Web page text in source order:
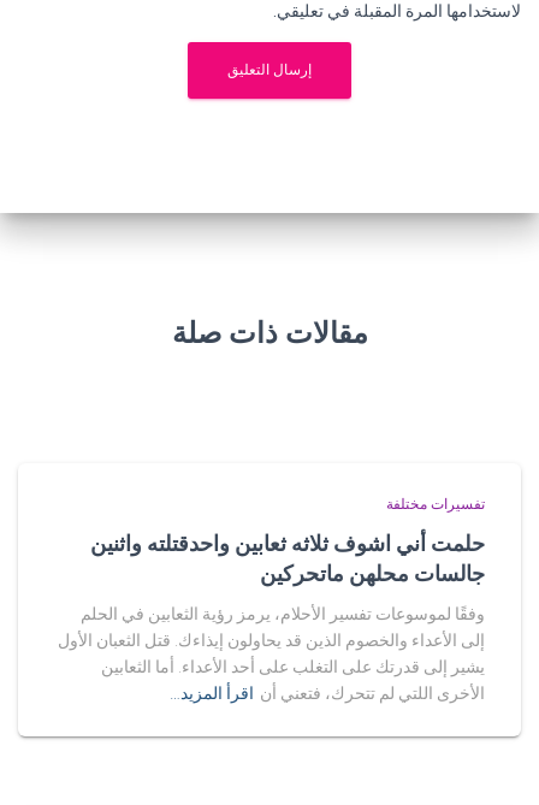
لاستخدامها المرة المقبلة في تعليقي.
مقالات ذات صلة
تفسيرات مختلفة
حلمت أني اشوف ثلاثه ثعابين واحدقتلته واثنين
جالسات محلهن ماتحركين
وفقًا لموسوعات تفسير الأحلام، يرمز رؤية الثعابين في الحلم
إلى الأعداء والخصوم الذين قد يحاولون إيذاءك. قتل الثعبان الأول
يشير إلى قدرتك على التغلب على أحد الأعداء. أما الثعابين
الأخرى اللتي لم تتحرك، فتعني أن اقرأ المزيد…